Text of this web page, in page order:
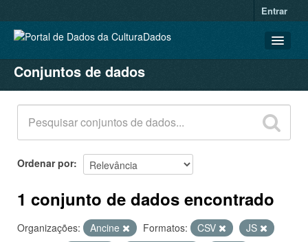
Entrar
CONJUNTOS DE DADOS
ORGANIZAÇÕES
GRUPOS
SOBRE
Conjuntos de dados
Ordenar por
1 conjunto de dados encontrado
Organizações: Ancine Formatos: CSV
JS